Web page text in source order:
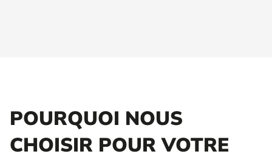
POURQUOI NOUS
CHOISIR POUR VOTRE